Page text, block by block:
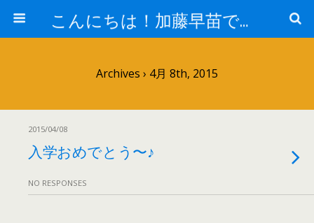
こんにちは！加藤早苗です。
Archives › 4月 8th, 2015
2015/04/08
入学おめでとう〜♪
NO RESPONSES